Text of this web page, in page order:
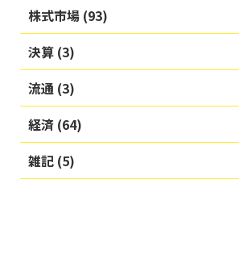
株式市場 (93)
決算 (3)
流通 (3)
経済 (64)
雑記 (5)